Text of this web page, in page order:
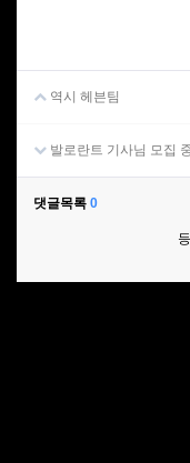
역시 헤븐팀
발로란트 기사님 모집
댓글목록 0